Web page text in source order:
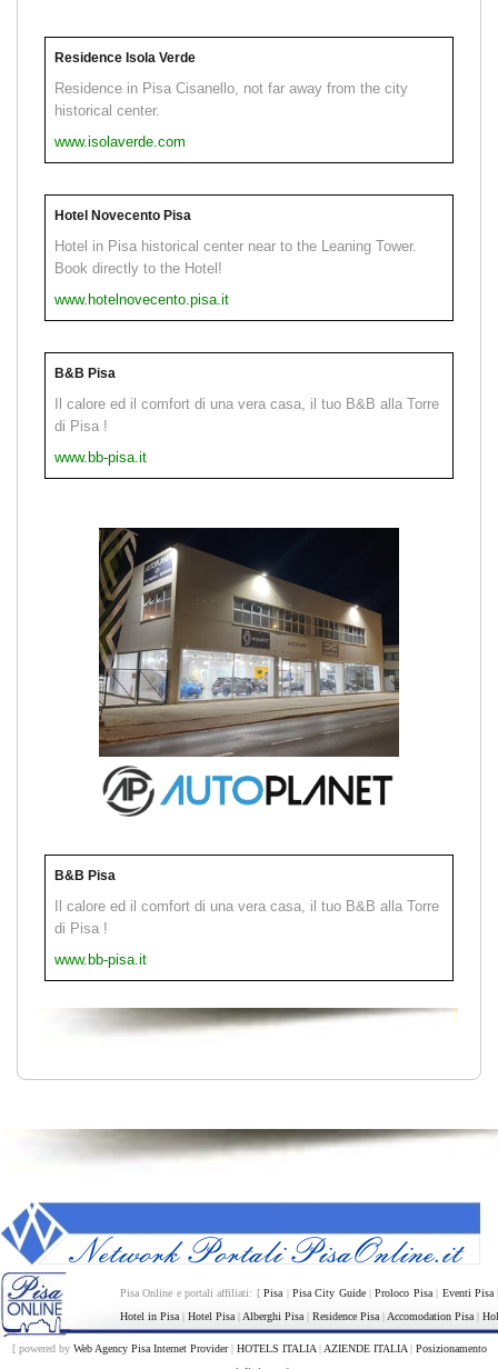
Residence Isola Verde
Residence in Pisa Cisanello, not far away from the city
historical center.
www.isolaverde.com
Hotel Novecento Pisa
Hotel in Pisa historical center near to the Leaning Tower.
Book directly to the Hotel!
www.hotelnovecento.pisa.it
B&B Pisa
Il calore ed il comfort di una vera casa, il tuo B&B alla Torre
di Pisa !
www.bb-pisa.it
B&B Pisa
Il calore ed il comfort di una vera casa, il tuo B&B alla Torre
di Pisa !
www.bb-pisa.it
Pisa Online e portali affiliati: [Pisa | Pisa City Guide|Proloco Pisa| Eventi Pisa
Hotel in Pisa | Hotel Pisa | Alberghi Pisa | Residence Pisa | Accomodation Pisa |
[ powered by Web Agency Pisa Internet Provider| HOTELS ITALIA| AZIENDE ITALIA| Posizionamento